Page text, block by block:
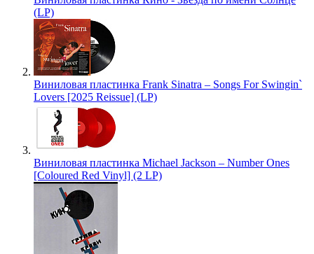
(LP)
Виниловая пластинка Frank Sinatra – Songs For Swingin`
Lovers [2025 Reissue] (LP)
Виниловая пластинка Michael Jackson – Number Ones
[Coloured Red Vinyl] (2 LP)